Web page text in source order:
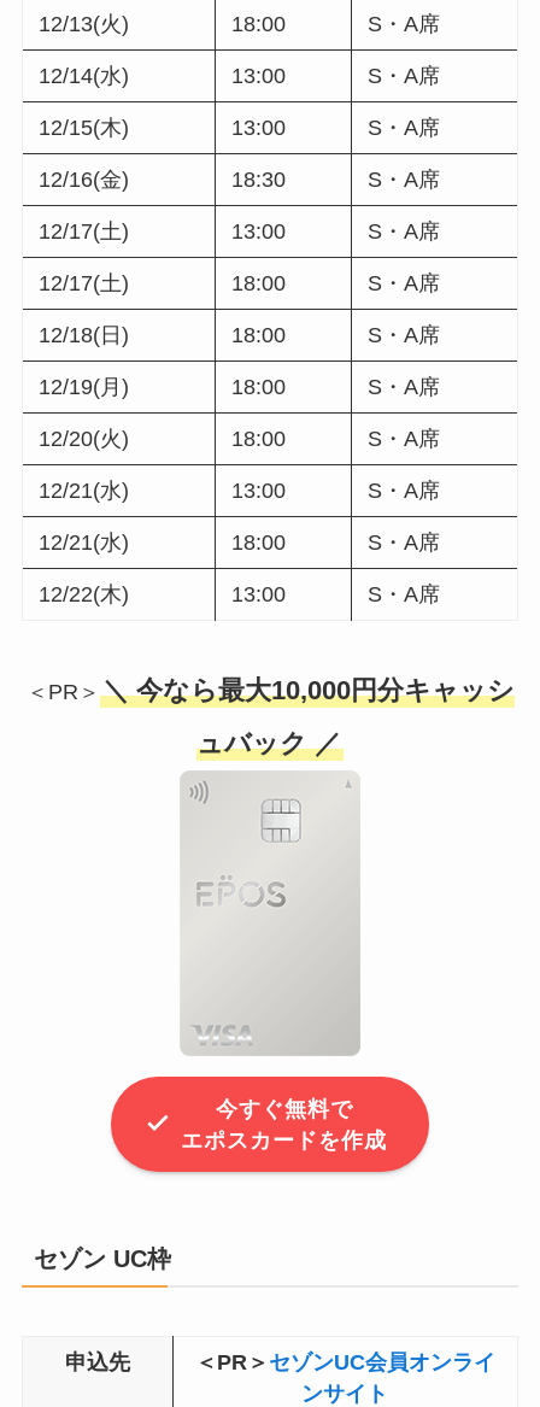
12/13(火) 18:00 S・A席
12/14(水) 13:00 S・A席
12/15(木) 13:00 S・A席
12/16(金) 18:30 S・A席
12/17(土) 13:00 S・A席
12/17(土) 18:00 S・A席
12/18(日) 18:00 S・A席
12/19(月) 18:00 S・A席
12/20(火) 18:00 S・A席
12/21(水) 13:00 S・A席
12/21(水) 18:00 S・A席
12/22(木) 13:00 S・A席
＜PR＞ ＼ 今なら最大10,000円分キャッシ
ュバック ／
今すぐ無料で
エポスカードを作成
セゾン UC枠
申込先 ＜PR＞ セゾンUC会員オンライ
ンサイト